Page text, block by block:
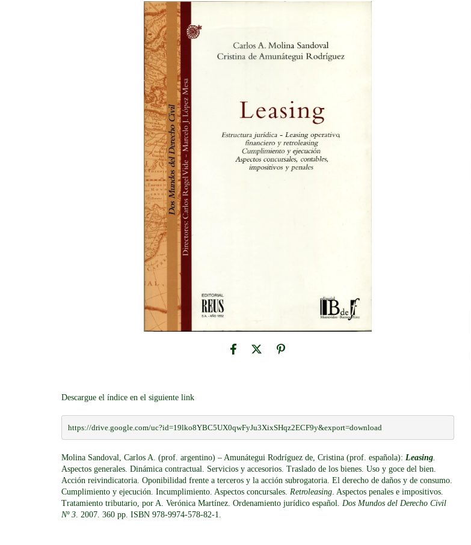
Descargue el índice en el siguiente link
https://drive.google.com/uc?id=19lko8YBC5UX0qwFyJu3XixSHqz2ECF9y&export=download
Molina Sandoval, Carlos A. (prof. argentino) – Amunátegui Rodríguez de, Cristina (prof. española): Leasing.
Aspectos generales. Dinámica contractual. Servicios y accesorios. Traslado de los bienes. Uso y goce del bien.
Acción reivindicatoria. Oponibilidad frente a terceros y la acción subrogatoria. El derecho de daños y de consumo.
Cumplimiento y ejecución. Incumplimiento. Aspectos concursales. Retroleasing. Aspectos penales e impositivos.
Tratamiento tributario, por A. Verónica Martínez. Ordenamiento jurídico español. Dos Mundos del Derecho Civil
Nº 3. 2007. 360 pp. ISBN 978-9974-578-82-1.